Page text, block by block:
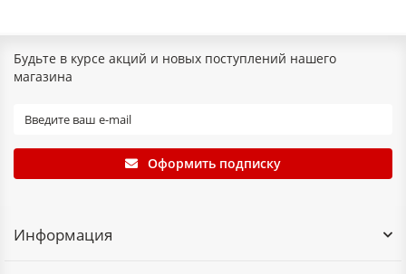
Будьте в курсе акций и новых поступлений нашего
магазина
Оформить подписку
Информация